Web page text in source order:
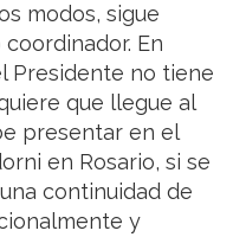
modos, sigue
En
Presidente no tiene
que llegue al
presentar en el
en Rosario, si se
continuidad de
y